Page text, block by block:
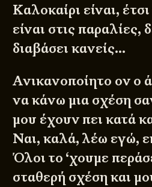
Καλοκαίρι είναι,
είναι στις παραλίες,
διαβάσει κανείς…
Ανικανοποίητο ον ο
να κάνω μια σχέση
μου έχουν πει κατά
Ναι, καλά, λέω εγώ,
Όλοι το ‘χουμε
σταθερή σχέση και